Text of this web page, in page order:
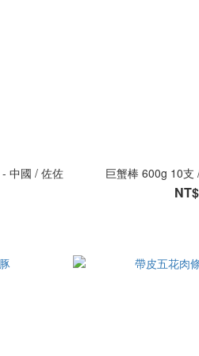
中國 / 佐佐
巨蟹棒 600g 10